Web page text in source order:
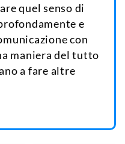
quel senso di
e
con
maniera del tutto
a fare altre